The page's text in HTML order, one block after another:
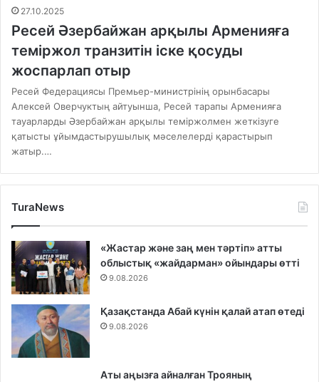
27.10.2025
Ресей Әзербайжан арқылы Арменияға
теміржол транзитін іске қосуды
жоспарлап отыр
Ресей Федерациясы Премьер-министрінің орынбасары
Алексей Оверчуктың айтуынша, Ресей тарапы Арменияға
тауарларды Әзербайжан арқылы теміржолмен жеткізуге
қатысты ұйымдастырушылық мәселелерді қарастырып
жатыр.…
TuraNews
«Жастар және заң мен тәртіп» атты
облыстық «жайдарман» ойындары өтті
9.08.2026
Қазақстанда Абай күнін қалай атап өтеді
9.08.2026
Аты аңызға айналған Трояның